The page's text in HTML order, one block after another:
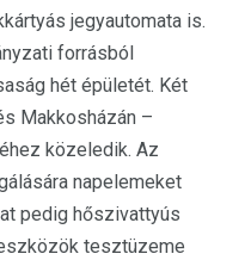
jegyautomata is.
forrásból
hét épületét. Két
Makkosházán –
közeledik. Az
napelemeket
pedig hőszivattyús
tesztüzeme